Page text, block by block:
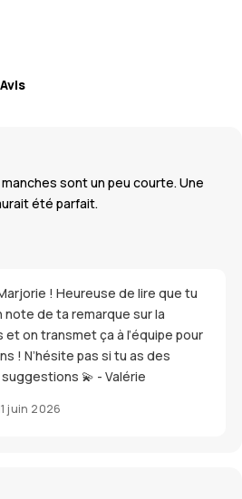
sont un peu courte. Une
été parfait.
! Heureuse de lire que tu
note de ta remarque sur la
on transmet ça à l’équipe pour
! N’hésite pas si tu as des
💫 - Valérie
juin 2026